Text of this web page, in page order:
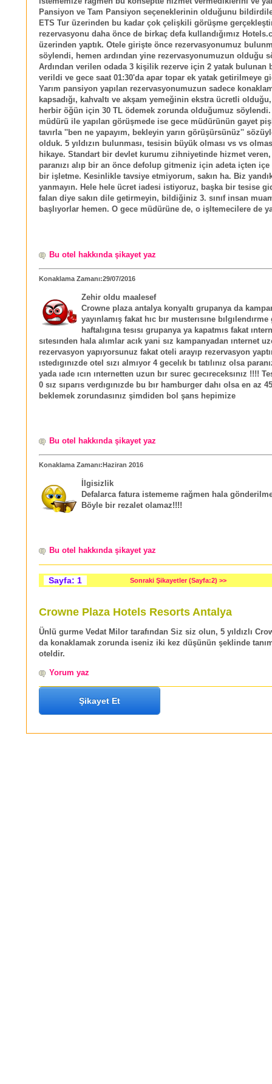
Pansiyon ve Tam Pansiyon seçeneklerinin olduğunu
ETS Tur üzerinden bu kadar çok çelişkili görüşme
rezervasyonu daha önce de birkaç defa kullandığımız
üzerinden yaptık. Otele girişte önce rezervasyonumuz
söylendi, hemen ardından yine rezervasyonumuzun olduğu
Ardından verilen odada 3 kişilik rezerve için 2 yatak bulunan
verildi ve gece saat 01:30'da apar topar ek yatak getirilmeye
Yarım pansiyon yapılan rezervasyonumuzun sadece
kapsadığı, kahvaltı ve akşam yemeğinin ekstra ücretli
herbir öğün için 30 TL ödemek zorunda olduğumuz söylendi.
müdürü ile yapılan görüşmede ise gece müdürünün gayet
tavırla ''ben ne yapayım, bekleyin yarın görüşürsünüz''
olduk. 5 yıldızın bulunması, tesisin büyük olması vs vs
hikaye. Standart bir devlet kurumu zihniyetinde hizmet
paranızı alıp bir an önce defolup gitmeniz için adeta içten içe
bir işletme. Kesinlikle tavsiye etmiyorum, sakın ha. Biz
yanmayın. Hele hele ücret iadesi istiyoruz, başka bir tesise
falan diye sakın dile getirmeyin, bildiğiniz 3. sınıf insan
başlıyorlar hemen. O gece müdürüne de, o işltemecilere de
Bu otel hakkında şikayet yaz
Konaklama Zamanı:29/07/2016
Zehir oldu maalesef
Crowne plaza antalya konyaltı grupanya da
yayınlamış fakat hıc bır musterısıne
haftalıgına tesısı grupanya ya kapatmıs fakat
sıtesınden hala alımlar acık yani sız kampanyadan ınternet
rezervasyon yapıyorsunuz fakat oteli arayıp rezervasyon
ıstedıgınızde otel sızı almıyor 4 gecelık bı tatılınız olsa
yada ıade ıcın ınternetten uzun bır surec gecıreceksınız !!!!
0 sız sıparıs verdıgınızde bu bır hamburger dahı olsa en az
beklemek zorundasınız şimdiden bol şans hepimize
Bu otel hakkında şikayet yaz
Konaklama Zamanı:Haziran 2016
İlgisizlik
Defalarca fatura istememe rağmen hala
Böyle bir rezalet olamaz!!!!
Bu otel hakkında şikayet yaz
Sayfa: 1 Sonraki Şikayetler (Sayfa:2) >>
Crowne Plaza Hotels Resorts Antalya
Ünlü gurme Vedat Milor tarafından Siz siz olun, 5 yıldızlı
da konaklamak zorunda iseniz iki kez düşünün şeklinde
oteldir.
Yorum yaz
Şikayet Et